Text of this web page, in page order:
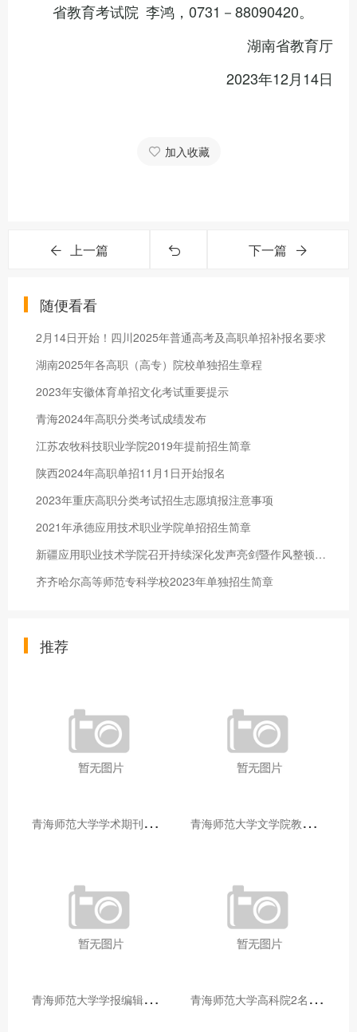
省教育考试院 李鸿，0731－88090420。
湖南省教育厅
2023年12月14日
加入收藏
上一篇 下一篇
随便看看
2月14日开始！四川2025年普通高考及高职单招补报名要求
湖南2025年各高职（高专）院校单独招生章程
2023年安徽体育单招文化考试重要提示
青海2024年高职分类考试成绩发布
江苏农牧科技职业学院2019年提前招生简章
陕西2024年高职单招11月1日开始报名
2023年重庆高职分类考试招生志愿填报注意事项
2021年承德应用技术职业学院单招招生简章
新疆应用职业技术学院召开持续深化发声亮剑暨作风整顿动员大会
齐齐哈尔高等师范专科学校2023年单独招生简章
推荐
青
海师范大学学术期刊两个专栏入选2025年青海省期刊重点专栏 青
海师范大学文学院教师赴山东省相关高校和学术机构交流学习
青
海师范大学学报编辑部赴大通县城关镇上毛佰胜村开展帮扶慰问活动 青
海师范大学高科院2名专家当选中国科学院院士